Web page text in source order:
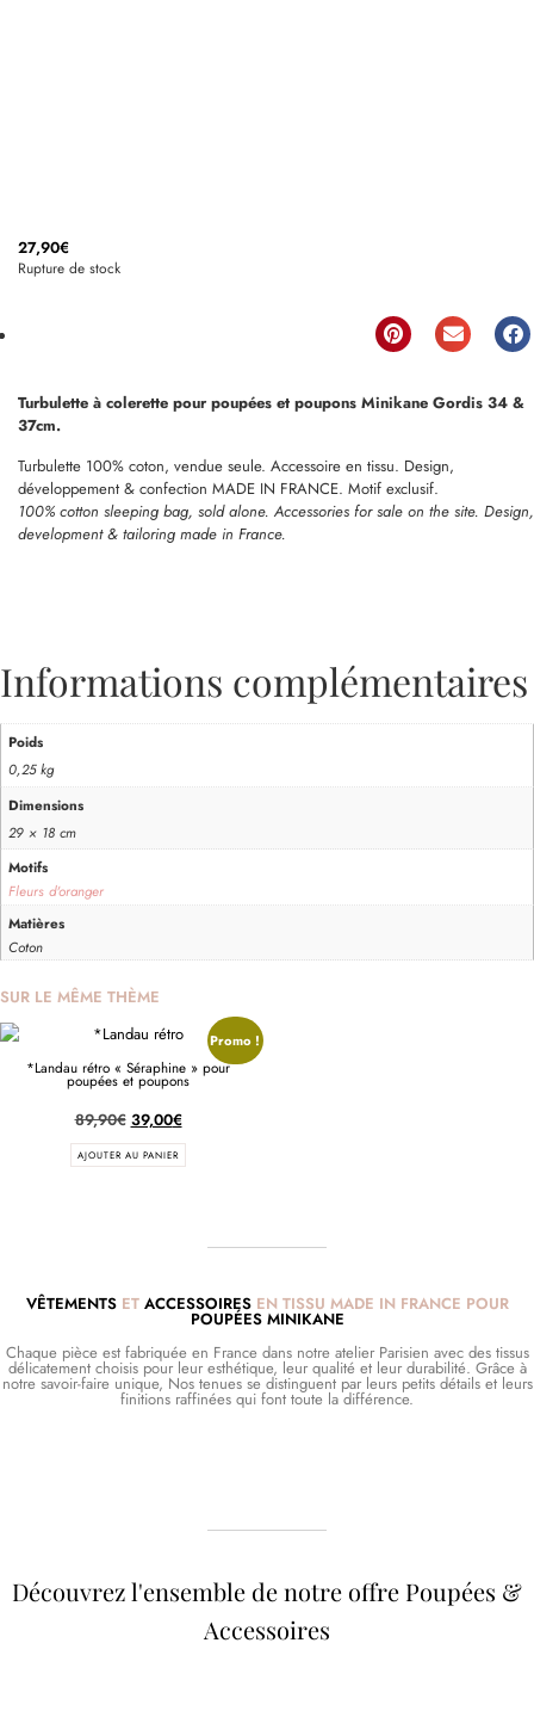
27,90€
Rupture de stock
Turbulette à colerette pour poupées et poupons Minikane Gordis 34 &
37cm.
Turbulette 100% coton, vendue seule. Accessoire en tissu. Design,
développement & confection MADE IN FRANCE. Motif exclusif.
100% cotton sleeping bag, sold alone. Accessories for sale on the site. Design,
development & tailoring made in France.
Informations complémentaires
Poids
0,25 kg
Dimensions
29 × 18 cm
Motifs
Fleurs d'oranger
Matières
Coton
SUR LE MÊME THÈME
Promo !
*Landau rétro « Séraphine » pour
poupées et poupons
89,90€ 39,00€
AJOUTER AU PANIER
VÊTEMENTSET ACCESSOIRESEN TISSU MADE IN FRANCE POUR
POUPÉES MINIKANE
Chaque pièce est fabriquée en France dans notre atelier Parisien avec des tissus
délicatement choisis pour leur esthétique, leur qualité et leur durabilité. Grâce à
notre savoir-faire unique, Nos tenues se distinguent par leurs petits détails et leurs
finitions raffinées qui font toute la différence.
Découvrez l'ensemble de notre offre Poupées &
Accessoires